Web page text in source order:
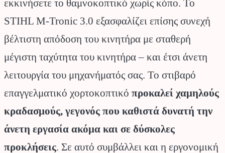
εκκινήσετε το θαμνοκοπτικό χωρίς κόπο. Το
STIHL M-Tronic 3.0 εξασφαλίζει επίσης συνεχή
βέλτιστη απόδοση του κινητήρα με σταθερή
μέγιστη ταχύτητα του κινητήρα – και έτσι άνετη
λειτουργία του μηχανήματός σας. Το στιβαρό
επαγγελματικό χορτοκοπτικό προκαλεί χαμηλούς
κραδασμούς, γεγονός που καθιστά δυνατή την
άνετη εργασία ακόμα και σε δύσκολες
προκλήσεις. Σε αυτό συμβάλλει και η εργονομική